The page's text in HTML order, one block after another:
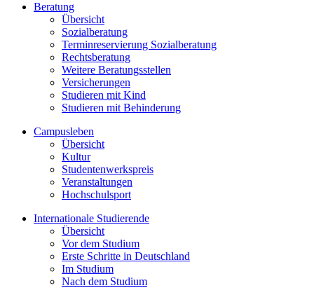
Beratung
Übersicht
Sozialberatung
Terminreservierung Sozialberatung
Rechtsberatung
Weitere Beratungsstellen
Versicherungen
Studieren mit Kind
Studieren mit Behinderung
Campusleben
Übersicht
Kultur
Studentenwerkspreis
Veranstaltungen
Hochschulsport
Internationale Studierende
Übersicht
Vor dem Studium
Erste Schritte in Deutschland
Im Studium
Nach dem Studium